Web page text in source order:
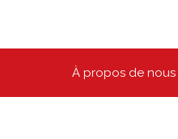
À propos de nous